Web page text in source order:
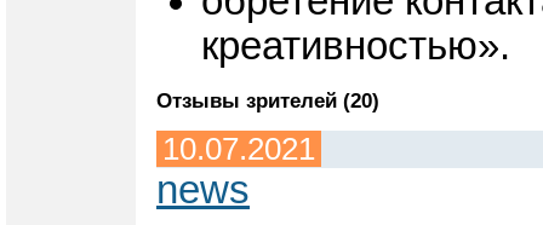
креативностью».
Отзывы зрителей (20)
10.07.2021
news